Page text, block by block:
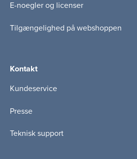
E-noegler og licenser
Tilgængelighed på webshoppen
Kontakt
Kundeservice
Presse
Teknisk support